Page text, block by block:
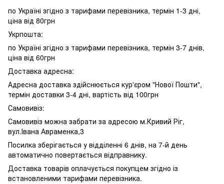
по Україні згідно з тарифами перевізника, термін 1-3 дні,
ціна від 80грн
Укрпошта:
по Україні згідно з тарифами перевізника, термін 3-7 днів,
ціна від 60грн
Доставка адресна:
Адресна доставка здійснюється кур'єром "Нової Пошти",
термін доставки 3-4 дні, вартість від 100грн
Самовивіз:
Самовивіз можна забрати за адресою м.Кривий Ріг,
вул.Івана Авраменка,3
Посилка зберігається у відділенні 6 днів, на 7-й день
автоматично повертається відправнику.
Доставка товарів оплачується покупцем згідно із
встановленими тарифами перевізника.